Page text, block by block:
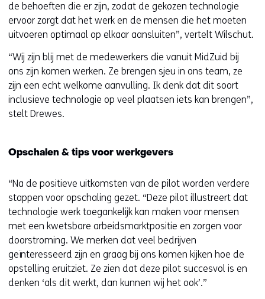
de behoeften die er zijn, zodat de gekozen technologie
ervoor zorgt dat het werk en de mensen die het moeten
uitvoeren optimaal op elkaar aansluiten”, vertelt Wilschut.
“Wij zijn blij met de medewerkers die vanuit MidZuid bij
ons zijn komen werken. Ze brengen sjeu in ons team, ze
zijn een echt welkome aanvulling. Ik denk dat dit soort
inclusieve technologie op veel plaatsen iets kan brengen”,
stelt Drewes.
Opschalen & tips voor werkgevers
“Na de positieve uitkomsten van de pilot worden verdere
stappen voor opschaling gezet. “Deze pilot illustreert dat
technologie werk toegankelijk kan maken voor mensen
met een kwetsbare arbeidsmarktpositie en zorgen voor
doorstroming. We merken dat veel bedrijven
geïnteresseerd zijn en graag bij ons komen kijken hoe de
opstelling eruitziet. Ze zien dat deze pilot succesvol is en
denken ‘als dit werkt, dan kunnen wij het ook’.”